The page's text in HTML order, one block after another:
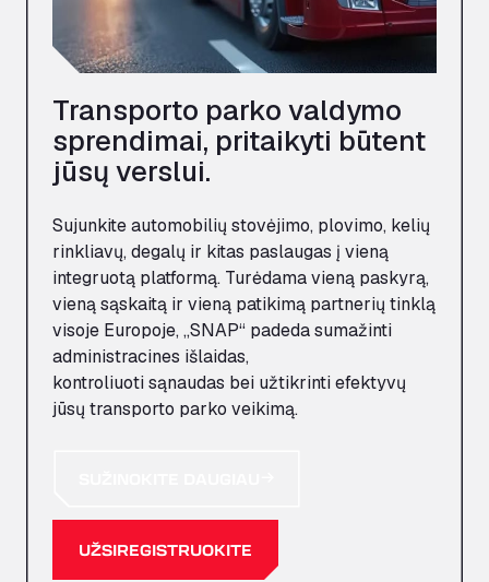
Transporto parko valdymo
sprendimai, pritaikyti būtent
jūsų verslui.
Sujunkite automobilių stovėjimo, plovimo, kelių
rinkliavų, degalų ir kitas paslaugas į vieną
integruotą platformą. Turėdama vieną paskyrą,
vieną sąskaitą ir vieną patikimą partnerių tinklą
visoje Europoje, „SNAP“ padeda sumažinti
administracines išlaidas,
kontroliuotisąnaudas bei užtikrinti efektyvų
jūsų transporto parko veikimą.
UŽSIREGISTRUOKITE